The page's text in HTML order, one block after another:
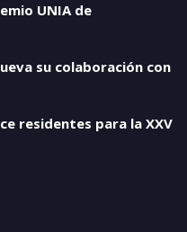
UNIA de
su colaboración con
residentes para la XXV